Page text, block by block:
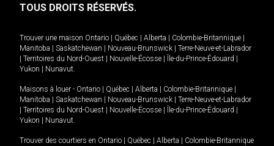
TOUS DROITS RÉSERVÉS.
Trouver une maison Ontario Québec Alberta Colombie-Britannique
Manitoba
Saskatchewan Nouveau-Brunswick
Terre-Neuve-et-Labrador
Territoires du Nord-Ouest Nouvelle-Écosse Île-du-Prince-Édouard
Yukon
Nunavut.
Maisons à louer - Ontario Québec Alberta Colombie-Britannique
Manitoba
Saskatchewan Nouveau-Brunswick
Terre-Neuve-et-Labrador
Territoires du Nord-Ouest Nouvelle-Écosse Île-du-Prince-Édouard
Yukon
Nunavut.
Trouver des courtiers en Ontario Québec Alberta
Colombie-Britannique